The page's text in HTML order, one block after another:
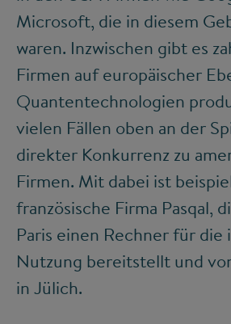
Microsoft, die in diesem
waren. Inzwischen gibt es
Firmen auf europäischer
Quantentechnologien
vielen Fällen oben an der
direkter Konkurrenz zu
Firmen. Mit dabei ist
französische Firma Pasqal,
Paris einen Rechner für die
Nutzung bereitstellt und
in Jülich.